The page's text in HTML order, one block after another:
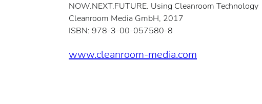
NOW.NEXT.FUTURE. Using Cleanroom Technology
Cleanroom Media GmbH, 2017
ISBN: 978-3-00-057580-8
www.cleanroom-media.com